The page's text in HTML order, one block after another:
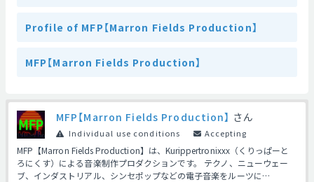
Profile of MFP【Marron Fields Production】
MFP【Marron Fields Production】
MFP【Marron Fields Production】 さん
Individual use conditions Accepting
MFP【Marron Fields Production】は、Kurippertronixxx（くりっぱーと
ろにくす）による音楽制作プロダクションです。 テクノ、ニューウェー
ブ、インダストリアル、シンセポップなどの電子音楽をルーツに…